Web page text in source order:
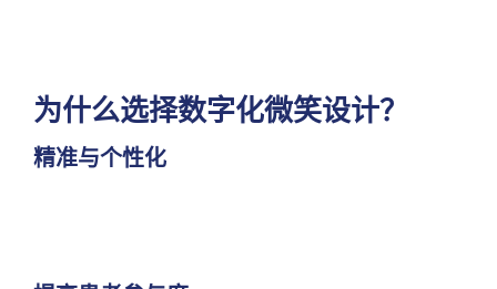
为什么选择数字化微笑设计？
精准与个性化